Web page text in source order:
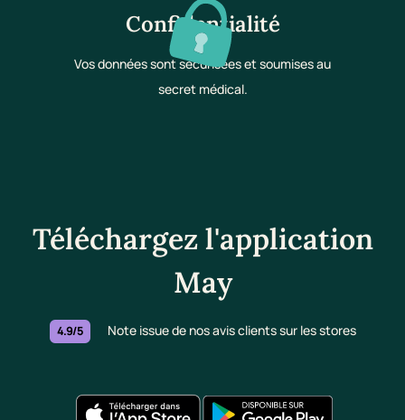
Confidentialité
Vos données sont sécurisées et soumises au
secret médical.
Téléchargez l'application
May
4.9/5 Note issue de nos avis clients sur les stores